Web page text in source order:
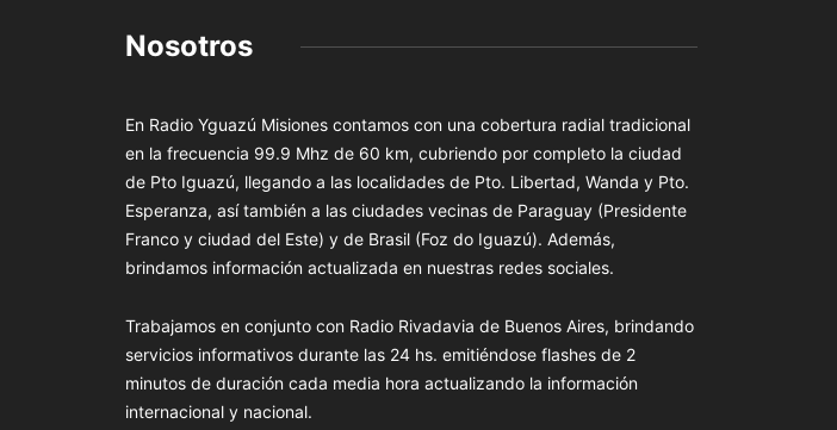
Nosotros
En Radio Yguazú Misiones contamos con una cobertura radial tradicional
en la frecuencia 99.9 Mhz de 60 km, cubriendo por completo la ciudad
de Pto Iguazú, llegando a las localidades de Pto. Libertad, Wanda y Pto.
Esperanza, así también a las ciudades vecinas de Paraguay (Presidente
Franco y ciudad del Este) y de Brasil (Foz do Iguazú). Además,
brindamos información actualizada en nuestras redes sociales.
Trabajamos en conjunto con Radio Rivadavia de Buenos Aires, brindando
servicios informativos durante las 24 hs. emitiéndose flashes de 2
minutos de duración cada media hora actualizando la información
internacional y nacional.